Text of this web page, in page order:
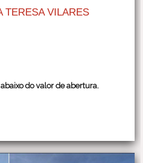
TERESA VILARES
do valor de abertura.